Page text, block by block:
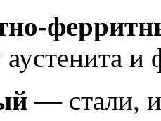
аустенита
— стали,